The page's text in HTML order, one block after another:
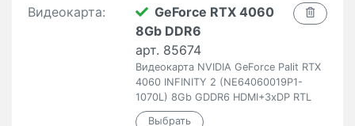
Видеокарта:
GeForce RTX 4060
8Gb DDR6
арт. 85674
Видеокарта NVIDIA GeForce Palit RTX
4060 INFINITY 2 (NE64060019P1-
1070L) 8Gb GDDR6 HDMI+3xDP RTL